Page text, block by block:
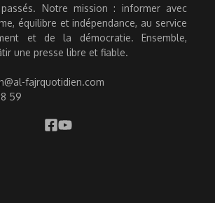
Notre mission : informer avec
équilibre et indépendance, au service
et de la démocratie. Ensemble,
une presse libre et fiable.
fajrquotidien.com
59